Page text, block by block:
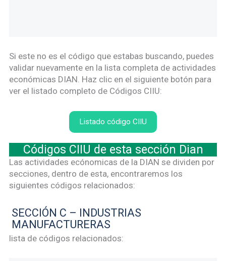
Si este no es el código que estabas buscando, puedes
validar nuevamente en la lista completa de actividades
económicas DIAN. Haz clic en el siguiente botón para
ver el listado completo de Códigos CIIU:
Listado código CIIU
Códigos CIIU de esta sección Dian
Las actividades ecónomicas de la DIAN se dividen por
secciones, dentro de esta, encontraremos los
siguientes códigos relacionados:
SECCIÓN C – INDUSTRIAS
MANUFACTURERAS
lista de códigos relacionados: